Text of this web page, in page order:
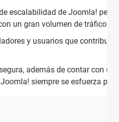
escalabilidad de Joomla!
un gran volumen de tráfico y
y usuarios que
además de contar con un
siempre se esfuerza por